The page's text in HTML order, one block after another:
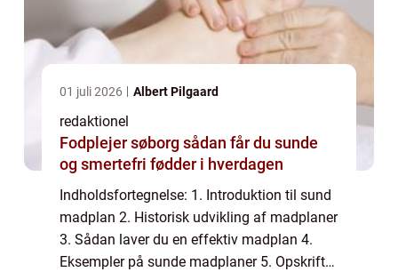
01 juli 2026 Albert Pilgaard
redaktionel
Fodplejer søborg sådan får du sunde
og smertefri fødder i hverdagen
Indholdsfortegnelse: 1. Introduktion til sund
madplan 2. Historisk udvikling af madplaner
3. Sådan laver du en effektiv madplan 4.
Eksempler på sunde madplaner 5. Opskrifter